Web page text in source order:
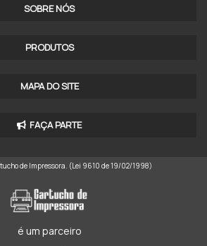
SOBRE NÓS
PRODUTOS
MAPA DO SITE
FAÇA PARTE
de Impressora. (Lei 9610 de 19/02/1998)
é um parceiro